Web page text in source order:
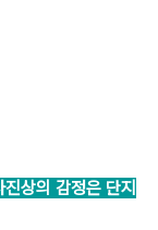
상의 감정은 단지